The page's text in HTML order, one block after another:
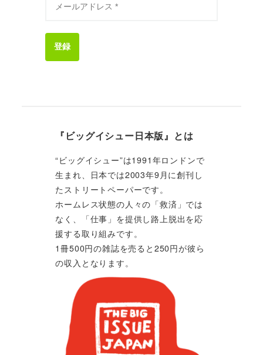
登録
『ビッグイシュー日本版』とは
“ビッグイシュー”は1991年ロンドンで
生まれ、日本では2003年9月に創刊し
たストリートペーパーです。
ホームレス状態の人々の「救済」では
なく、「仕事」を提供し路上脱出を応
援する取り組みです。
1冊500円の雑誌を売ると250円が彼ら
の収入となります。